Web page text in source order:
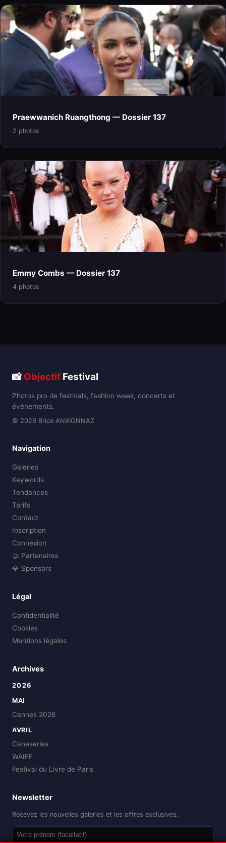
Praewwanich Ruangthong — Dossier 137
2 photos
Emmy Combs — Dossier 137
4 photos
📸Objectif Festival
Photos pro de festivals, fashion week, concerts et
événements.
© 2026 Brice ANXIONNAZ
Navigation
Galeries
Keywords
Tendances
Tarifs
Contact
Inscription
Connexion
🤝 Partenaires
💎 Sponsors
Légal
Confidentialité
Cookies
Mentions légales
Archives
2026
MAI
Cannes 2026
AVRIL
Caneseries
WAIFF
Festival du Livre de Paris
Newsletter
Recevez les nouvelles galeries et les offres exclusives.